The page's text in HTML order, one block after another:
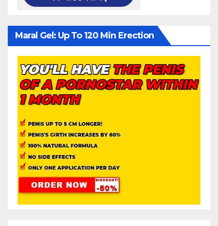
Maral Gel: Up To 120 Min Erection